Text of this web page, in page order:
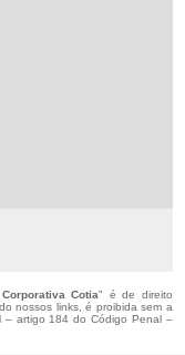
Cotia" é de direito
nossos links, é proibida sem a
– artigo 184 do Código Penal –